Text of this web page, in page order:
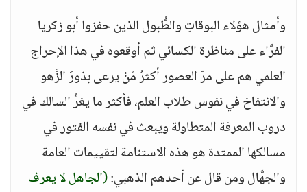
وأمثال هؤلاء البوقاتِ والطُّبول الذين حفزوا أبو زكريا
الفرَّاء على مناظرة الكسائي ثم أوقعوه في هذا الإحراج
العلمي هم على مرّ العصور أكثرُ مَنْ يرعى بذورَ الزَّهو
والانتفاخ في نفوس طلاب العلم، فأكثر ما يغرُّ السالك في
دروب المعرفة المتطاولة ويبعث في نفسه الفتور في
مسالكها الممتدة هو هذه الاستنامة لتقييمات العامة
والجهَّال ومن قال عن أحدهم الذهبي:(الجاهل لا يعرف